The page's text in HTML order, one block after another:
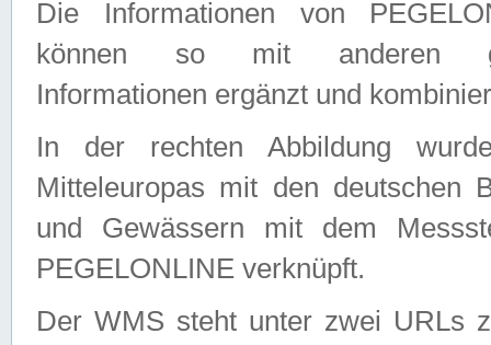
Die Informationen von
können so mit anderen
Informationen ergänzt und
In der rechten Abbildung
Mitteleuropas mit den deutschen
und Gewässern mit dem
PEGELONLINE verknüpft.
Der WMS steht unter zwei URLs